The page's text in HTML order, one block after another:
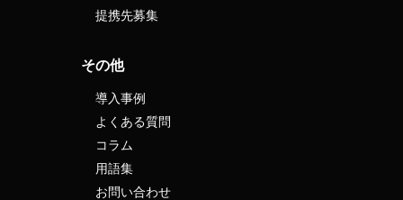
提携先募集
その他
導入事例
よくある質問
コラム
用語集
お問い合わせ